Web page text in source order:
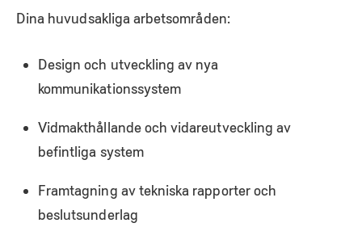
Dina huvudsakliga arbetsområden:
Design och utveckling av nya
kommunikationssystem
Vidmakthållande och vidareutveckling av
befintliga system
Framtagning av tekniska rapporter och
beslutsunderlag